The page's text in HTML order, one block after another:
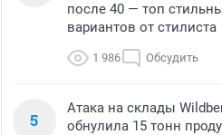
после 40 — топ
вариантов от стилиста
1 986 Обсудить
5
Атака на склады
обнулила 15 тонн